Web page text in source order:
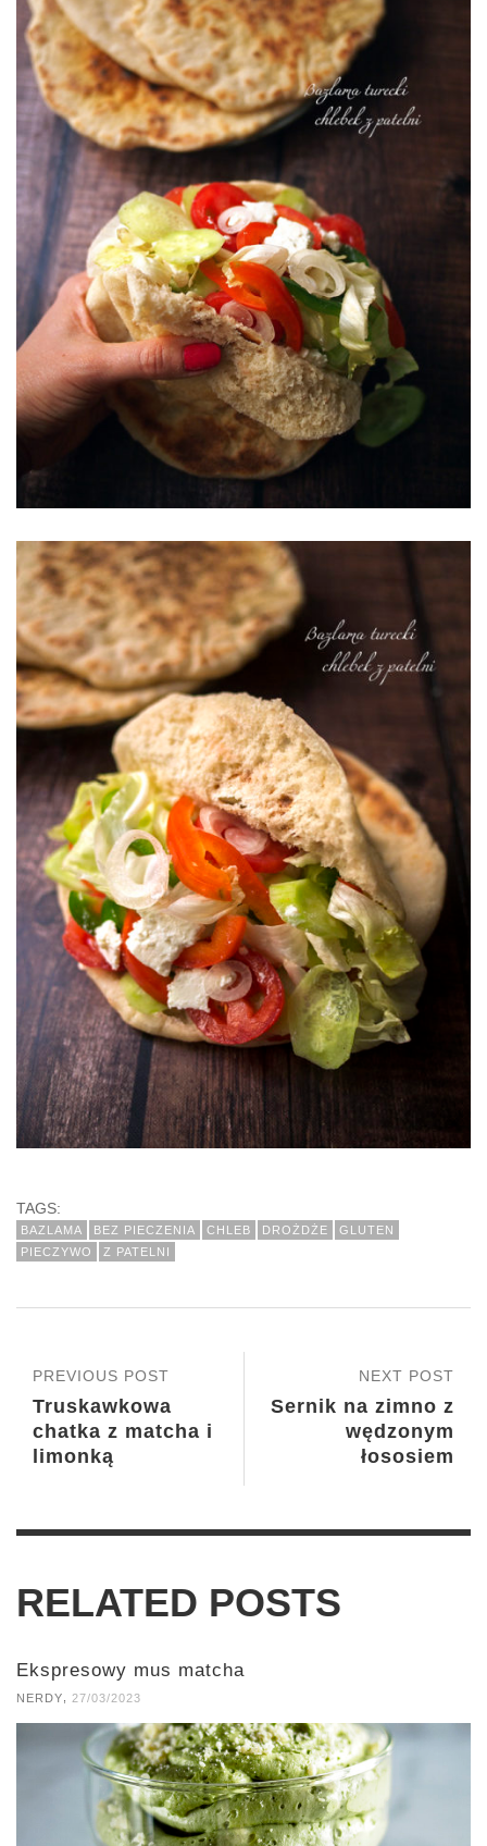
TAGS:
BAZLAMA BEZ PIECZENIA CHLEB DROŻDŻE
GLUTEN
PIECZYWO
Z PATELNI
NEXT POST
Sernik na zimno z
wędzonym
łososiem
PREVIOUS POST
Truskawkowa
chatka z matcha i
limonką
RELATED POSTS
Ekspresowy mus matcha
NERDY 27/03/2023